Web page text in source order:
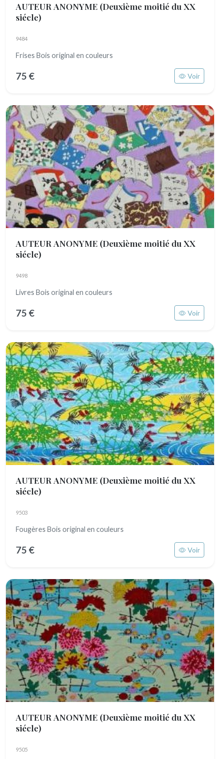
AUTEUR ANONYME (Deuxième moitié du XX
siécle)
9484
Frises Bois original en couleurs
75 € Voir
AUTEUR ANONYME (Deuxième moitié du XX
siécle)
9498
Livres Bois original en couleurs
75 € Voir
AUTEUR ANONYME (Deuxième moitié du XX
siécle)
9503
Fougères Bois original en couleurs
75 € Voir
AUTEUR ANONYME (Deuxième moitié du XX
siécle)
9505